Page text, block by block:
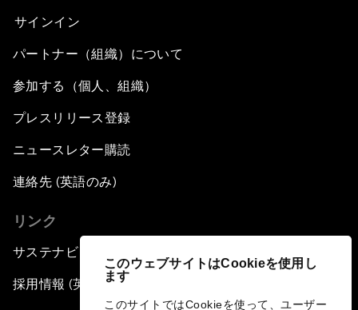
このウェブサイトはCookieを使用し
ます
このサイトではCookieを使って、ユーザー
サインイン
パートナー（組織）について
参加する（個人、組織）
プレスリリース登録
ニュースレター購読
連絡先 (英語のみ)
リンク
サステナビリティへの取り組み
採用情報 (英語のみ)